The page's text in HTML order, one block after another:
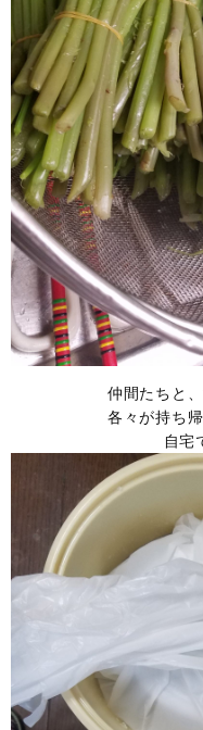
仲間たちと
各々が持ち
自宅